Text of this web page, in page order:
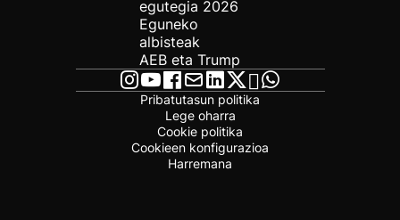
egutegia 2026
Eguneko
albisteak
AEB eta Trump
Pribatutasun politika
Lege oharra
Cookie politika
Cookieen konfigurazioa
Harremana